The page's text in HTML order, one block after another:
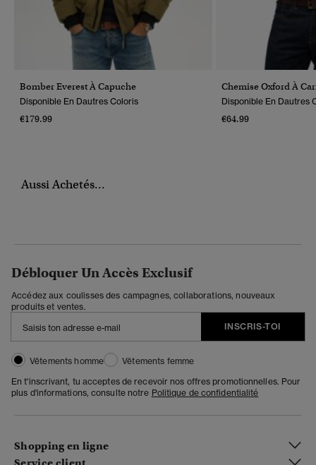
Bomber Everest À Capuche
Disponible En Dautres Coloris
€179.99
Chemise Oxford À
Disponible En Dautres
€64.99
Aussi Achetés...
Débloquer Un Accès Exclusif
Accédez aux coulisses des campagnes, collaborations, nouveaux
produits et ventes.
INSCRIS-TOI
Vêtements homme
Vêtements femme
En t'inscrivant, tu acceptes de recevoir nos offres promotionnelles. Pour
plus d'informations, consulte notre Politique de confidentialité
Shopping en ligne